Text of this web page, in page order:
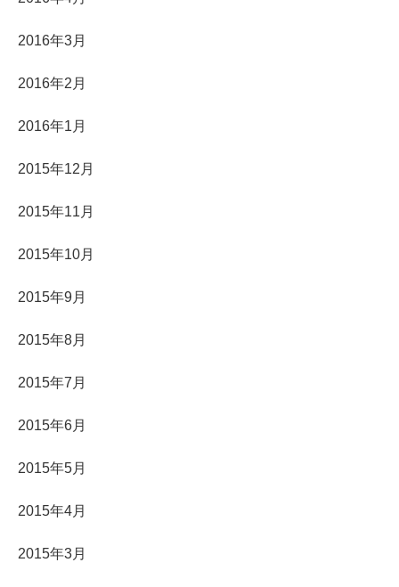
2016年3月
2016年2月
2016年1月
2015年12月
2015年11月
2015年10月
2015年9月
2015年8月
2015年7月
2015年6月
2015年5月
2015年4月
2015年3月